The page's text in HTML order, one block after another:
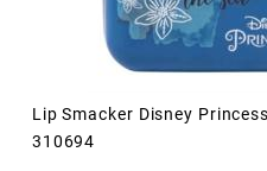
Lip Smacker Disney
310694